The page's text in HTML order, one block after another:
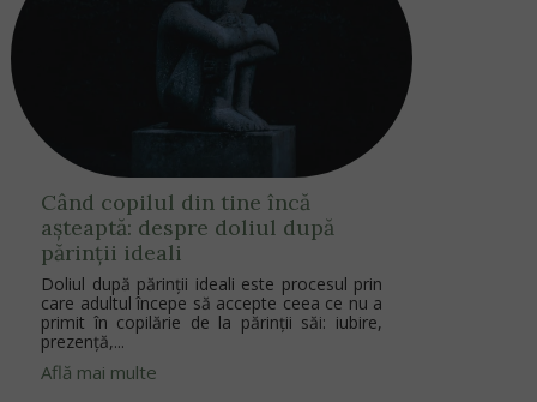
Când copilul din tine încă
așteaptă: despre doliul după
părinții ideali
Doliul după părinții ideali este procesul prin
care adultul începe să accepte ceea ce nu a
primit în copilărie de la părinții săi: iubire,
prezență,...
Află mai multe